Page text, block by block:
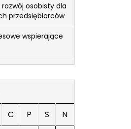
osobisty dla
przedsiębiorców
wspierające
C P S
N